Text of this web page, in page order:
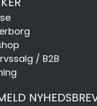
/ B2B